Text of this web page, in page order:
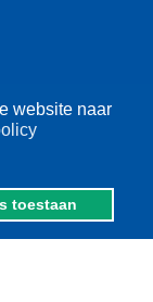
website naar
toestaan